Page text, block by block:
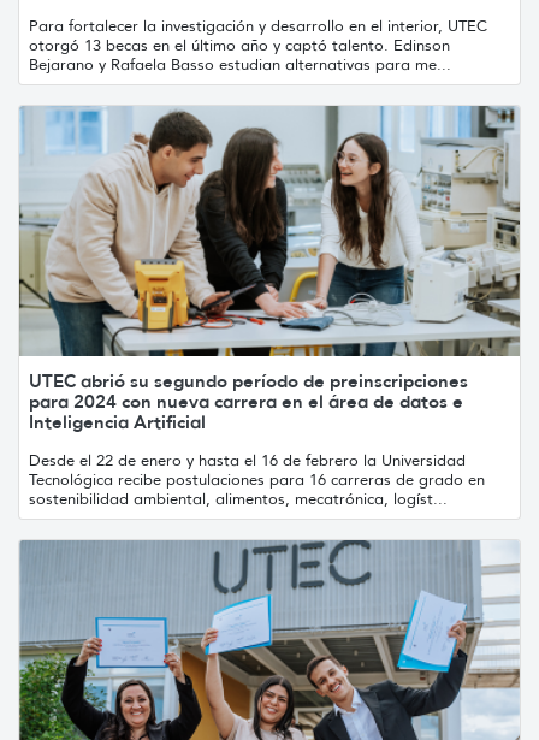
Para fortalecer la investigación y desarrollo en el interior, UTEC
otorgó 13 becas en el último año y captó talento. Edinson
Bejarano y Rafaela Basso estudian alternativas para me...
UTEC abrió su segundo período de preinscripciones
para 2024 con nueva carrera en el área de datos e
Inteligencia Artificial
Desde el 22 de enero y hasta el 16 de febrero la Universidad
Tecnológica recibe postulaciones para 16 carreras de grado en
sostenibilidad ambiental, alimentos, mecatrónica, logíst...